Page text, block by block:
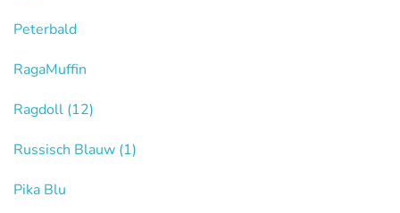
Peterbald
RagaMuffin
Ragdoll (12)
Russisch Blauw (1)
Pika Blu